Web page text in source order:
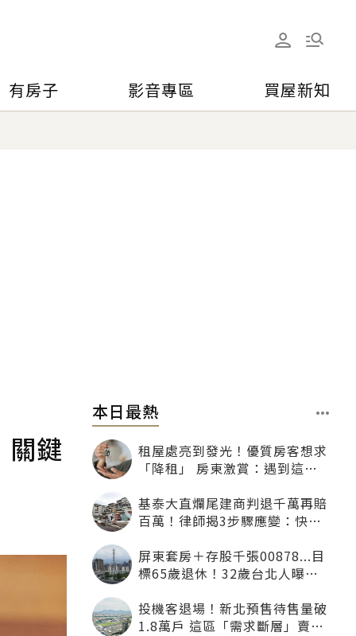
有房子 影音專區 買屋新知
關鍵
本日最熱
租屋處亮到發光！優質房客想求
「降租」 房東激賞：遇到這種
基泰大直爛尾建商判退千萬再賠
百萬！律師揭3步驟應變：快通
屏東套房＋存股千張00878...目
標65歲退休！32歲台北人曝：
投機客退場！新北預售待售量破
1.8萬戶 這區「需求斷層」賣壓